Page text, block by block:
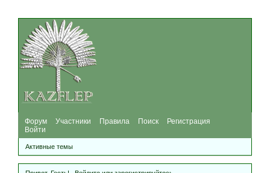
Форум Участники Правила Поиск
Регистрация
Войти
Активные темы